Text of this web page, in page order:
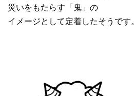
災いをもたらす「鬼」の
イメージとして定着したそうです。